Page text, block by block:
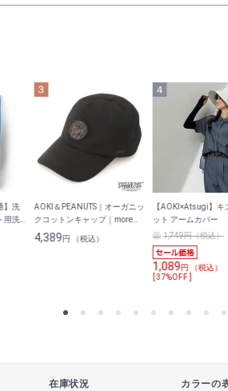
】洗
用洗
AOKI＆PEANUTS｜オーガニッ
クコットンキャップ｜more
trees
4,389円 （税込）
【AOKI×Atsugi】キ
ット アームカバー
1,749円（税込）
1,089円 （税込）
[ 37%OFF ]
在庫状況 カラーの